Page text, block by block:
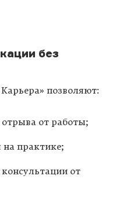
без
позволяют:
от работы;
на практике;
от